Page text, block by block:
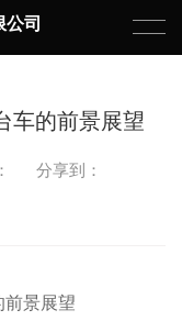
司
车的前景展望
分享到：
前景展望